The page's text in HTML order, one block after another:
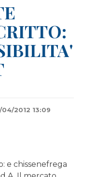
04/2012 13:09
e chissenefrega